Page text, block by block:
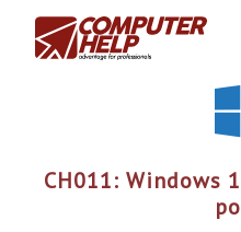
CH011: Windows